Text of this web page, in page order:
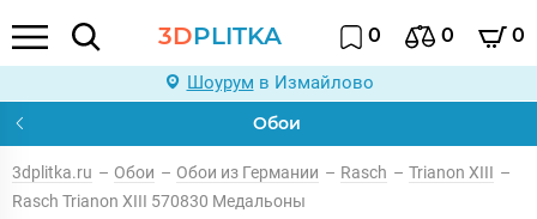
3DPLITKA 0 0 0
Шоурум в Измайлово
Обои
3dplitka.ru – Обои – Обои из Германии – Rasch – Trianon XIII –
Rasch Trianon XIII 570830 Медальоны